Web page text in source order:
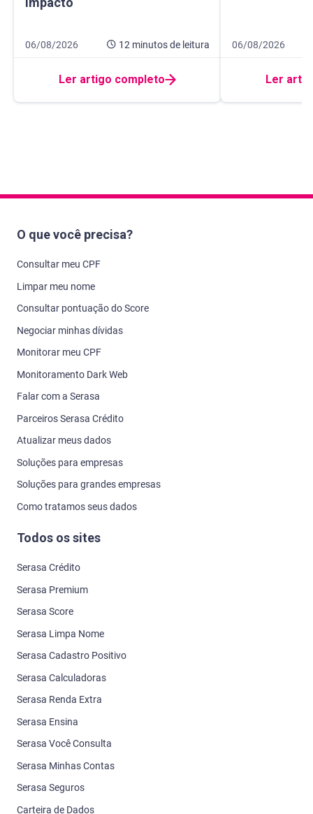
Data de publicação 6 de agosto de 2026
06/08/2026 12 minutosde leitura
12 minutos de leitura
Ler artigo completo
Data de
06/08/2026
8 minutos de
Ler
O que você precisa?
Consultar meu CPF
Limpar meu nome
Consultar pontuação do Score
Negociar minhas dívidas
Monitorar meu CPF
Monitoramento Dark Web
Falar com a Serasa
Parceiros Serasa Crédito
Atualizar meus dados
Soluções para empresas
Soluções para grandes empresas
Como tratamos seus dados
Todos os sites
Serasa Crédito
Serasa Premium
Serasa Score
Serasa Limpa Nome
Serasa Cadastro Positivo
Serasa Calculadoras
Serasa Renda Extra
Serasa Ensina
Serasa Você Consulta
Serasa Minhas Contas
Serasa Seguros
Carteira de Dados